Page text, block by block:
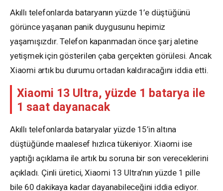
Akıllı telefonlarda bataryanın yüzde 1’e düştüğünü
görünce yaşanan panik duygusunu hepimiz
yaşamışızdır. Telefon kapanmadan önce şarj aletine
yetişmek için gösterilen çaba gerçekten görülesi. Ancak
Xiaomi artık bu durumu ortadan kaldıracağını iddia etti.
Xiaomi 13 Ultra, yüzde 1 batarya ile
1 saat dayanacak
Akıllı telefonlarda bataryalar yüzde 15’in altına
düştüğünde maalesef hızlıca tükeniyor. Xiaomi ise
yaptığı açıklama ile artık bu soruna bir son vereceklerini
açıkladı. Çinli üretici, Xiaomi 13 Ultra’nın yüzde 1 pille
bile 60 dakikaya kadar dayanabileceğini iddia ediyor.